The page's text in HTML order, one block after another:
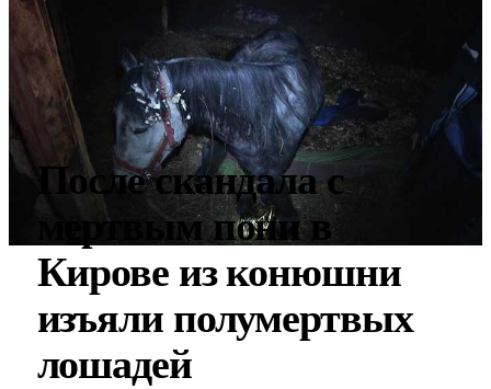
После скандала с
мертвым пони в
Кирове из конюшни
изъяли полумертвых
лошадей